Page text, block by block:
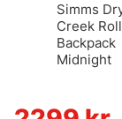
Simms
Creek
Backpack
Midnight